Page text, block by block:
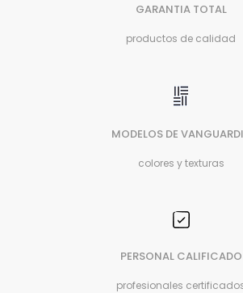
GARANTIA TOTAL
productos de calidad
MODELOS DE
colores y texturas
PERSONAL CALIFICADO
profesionales